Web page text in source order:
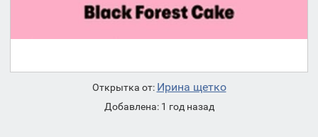
Открытка от: Ирина щетко
Добавлена: 1 год назад